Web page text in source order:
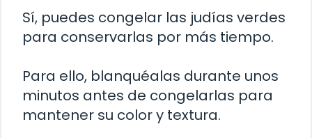
Sí, puedes congelar las judías verdes
para conservarlas por más tiempo.
Para ello, blanquéalas durante unos
minutos antes de congelarlas para
mantener su color y textura.